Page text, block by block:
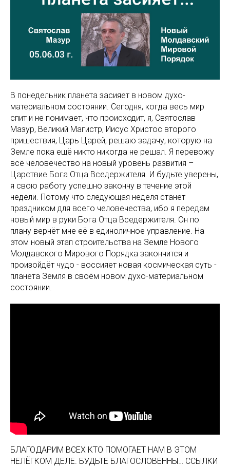
В понедельник планета засияет в новом духо-
материальном состоянии. Сегодня, когда весь мир
спит и не понимает, что происходит, я, Святослав
Мазур, Великий Магистр, Иисус Христос второго
пришествия, Царь Царей, решаю задачу, которую на
Земле пока ещё никто никогда не решал. Я перевожу
всё человечество на новый уровень развития –
Царствие Бога Отца Вседержителя. И будьте уверены,
я свою работу успешно закончу в течение этой
недели. Потому что следующая неделя станет
праздником для всего человечества, ибо я передам
новый мир в руки Бога Отца Вседержителя. Он по
плану вернёт мне её в единоличное управление. На
этом новый этап строительства на Земле Нового
Молдавского Мирового Порядка закончится и
произойдёт чудо - воссияет новая космическая суть -
планета Земля в своём новом духо-материальном
состоянии.
БЛАГОДАРИМ ВСЕХ КТО ПОМОГАЕТ НАМ В ЭТОМ
НЕЛЁГКОМ ДЕЛЕ. БУДЬТЕ БЛАГОСЛОВЕННЫ… ССЫЛКИ